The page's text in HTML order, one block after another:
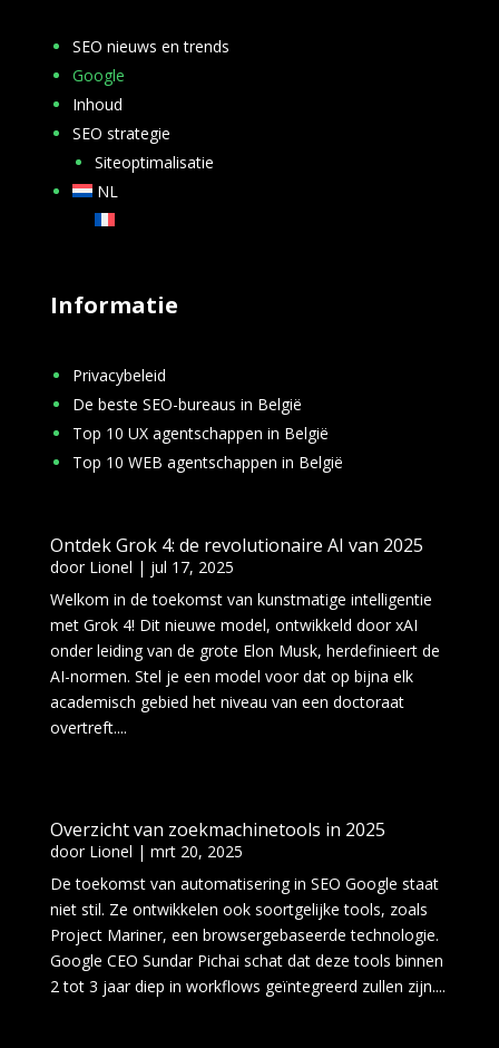
SEO nieuws en trends
Google
Inhoud
SEO strategie
Siteoptimalisatie
NL
Informatie
Privacybeleid
De beste SEO-bureaus in België
Top 10 UX agentschappen in België
Top 10 WEB agentschappen in België
Ontdek Grok 4: de revolutionaire AI van 2025
door Lionel | jul 17, 2025
Welkom in de toekomst van kunstmatige intelligentie
met Grok 4! Dit nieuwe model, ontwikkeld door xAI
onder leiding van de grote Elon Musk, herdefinieert de
AI-normen. Stel je een model voor dat op bijna elk
academisch gebied het niveau van een doctoraat
overtreft....
Overzicht van zoekmachinetools in 2025
door Lionel | mrt 20, 2025
De toekomst van automatisering in SEO Google staat
niet stil. Ze ontwikkelen ook soortgelijke tools, zoals
Project Mariner, een browsergebaseerde technologie.
Google CEO Sundar Pichai schat dat deze tools binnen
2 tot 3 jaar diep in workflows geïntegreerd zullen zijn....